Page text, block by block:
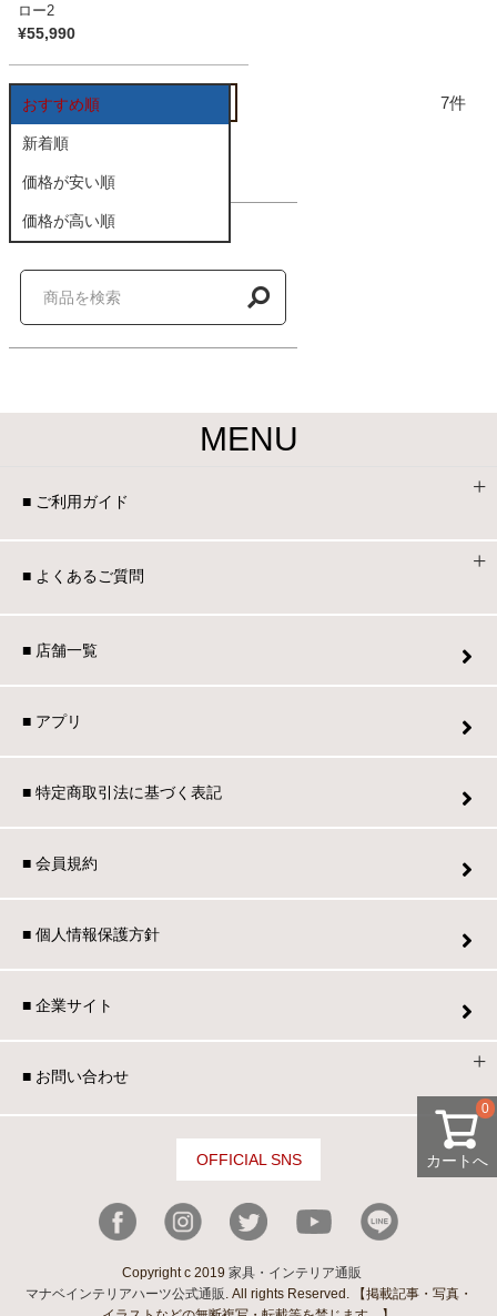
タワー
ロー2
¥55,990
おすすめ順
新着順
価格が安い順
価格が高い順
7
商品を探す
カートへ
0
MENU
■ ご利用ガイド
■ よくあるご質問
■ 店舗一覧
■ アプリ
■ 特定商取引法に基づく表記
■ 会員規約
■ 個人情報保護方針
■ 企業サイト
■ お問い合わせ
OFFICIAL SNS
Copyright c 2019 家具・インテリア通販
マナベインテリアハーツ公式通販 . All rights Reserved. 【掲載記事・写真・